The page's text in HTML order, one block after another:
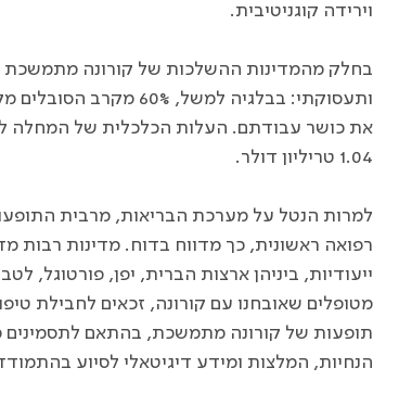
וירידה קוגניטיבית.
בחלק מהמדינות ההשלכות של קורונה מתמשכת
ותעסוקתי: בבלגיה
את כושר עבודתם. העלות הכלכלית של המחלה
1.04 טריליון דולר.
למרות הנטל על מערכת הבריאות, מרבית
רפואה ראשונית, כך מדווח בדוח. מדינות רבות
ייעודיות, ביניהן ארצות הברית, יפן, פורטוגל,
מטופלים שאובחנו עם קורונה, זכאים לחבילת
תופעות של קורונה מתמשכת, בהתאם לתסמינים
הנחיות, המלצות ומידע דיגיטאלי לסיוע